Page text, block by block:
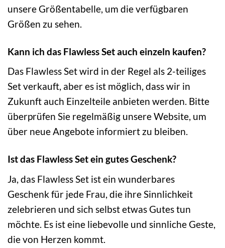
unsere Größentabelle, um die verfügbaren
Größen zu sehen.
Kann ich das Flawless Set auch einzeln kaufen?
Das Flawless Set wird in der Regel als 2-teiliges
Set verkauft, aber es ist möglich, dass wir in
Zukunft auch Einzelteile anbieten werden. Bitte
überprüfen Sie regelmäßig unsere Website, um
über neue Angebote informiert zu bleiben.
Ist das Flawless Set ein gutes Geschenk?
Ja, das Flawless Set ist ein wunderbares
Geschenk für jede Frau, die ihre Sinnlichkeit
zelebrieren und sich selbst etwas Gutes tun
möchte. Es ist eine liebevolle und sinnliche Geste,
die von Herzen kommt.